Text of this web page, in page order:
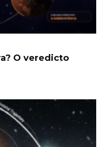
O veredicto